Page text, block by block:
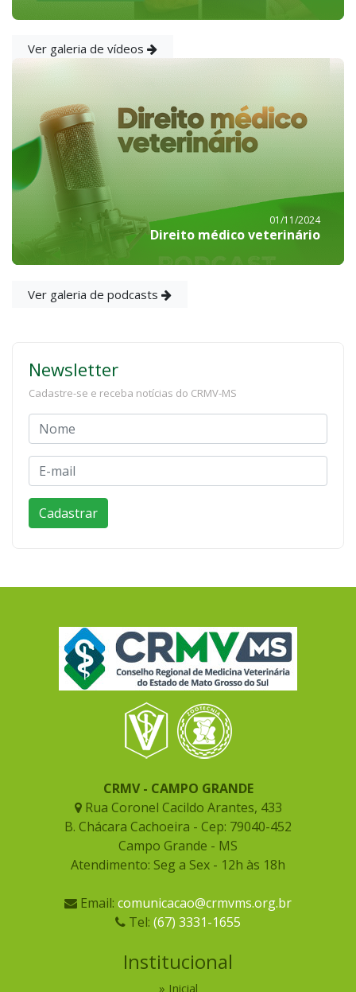
Ver galeria de vídeos
01/11/2024
Direito médico veterinário
Ver galeria de podcasts
Newsletter
Cadastre-se e receba notícias do CRMV-MS
CRMV - CAMPO GRANDE
Rua Coronel Cacildo Arantes, 433
B. Chácara Cachoeira - Cep: 79040-452
Campo Grande - MS
Atendimento: Seg a Sex - 12h às 18h
Email: comunicacao@crmvms.org.br
Tel: (67) 3331-1655
Institucional
Inicial